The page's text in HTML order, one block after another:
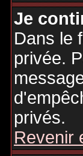
Je
Dans le
privée.
privés.
Revenir